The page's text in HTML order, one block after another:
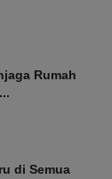
Rumah
di Semua